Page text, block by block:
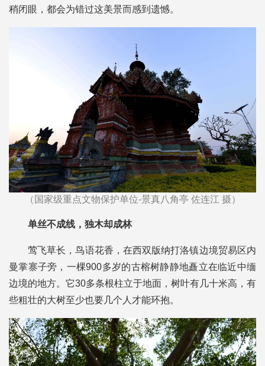
稍闭眼，都会为错过这美景而感到遗憾。
（国家级重点文物保护单位-景真八角亭 佐连江 摄）
单丝不成线，独木却成林
莺飞草长，鸟语花香，在西双版纳打洛镇边境贸易区内
曼掌寨子旁，一棵900多岁的古榕树静静地矗立在临近中缅
边境的地方。它30多条根柱立于地面，树叶有几十米高，有
些粗壮的大树至少也要几个人才能环抱。